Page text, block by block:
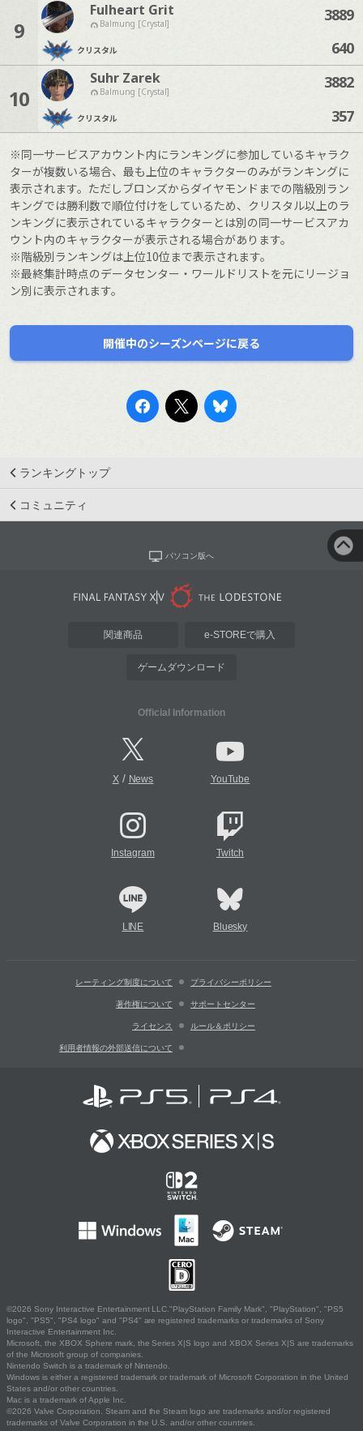
9
Fulheart Grit
Balmung [Crystal]
クリスタル
3889
640
10
Suhr Zarek
Balmung [Crystal]
クリスタル
3882
357
※同一サービスアカウント内にランキングに参加しているキャラク
ターが複数いる場合、最も上位のキャラクターのみがランキングに
表示されます。ただしブロンズからダイヤモンドまでの階級別ラン
キングでは勝利数で順位付けをしているため、クリスタル以上のラ
ンキングに表示されているキャラクターとは別の同一サービスアカ
ウント内のキャラクターが表示される場合があります。
※階級別ランキングは上位10位まで表示されます。
※最終集計時点のデータセンター・ワールドリストを元にリージョ
ン別に表示されます。
開催中のシーズンページに戻る
ランキングトップ
コミュニティ
パソコン版へ
関連商品 e-STOREで購入
ゲームダウンロード
Official Information
X/ News YouTube
Instagram Twitch
LINE Bluesky
レーティング制度について プライバシーポリシー
著作権について サポートセンター
ライセンス ルール＆ポリシー
利用者情報の外部送信について
©2026 Sony Interactive Entertainment LLC."PlayStation Family Mark", "PlayStation", "PS5
logo", "PS5", "PS4 logo" and "PS4" are registered trademarks or trademarks of Sony
Interactive Entertainment Inc.
Microsoft, the XBOX Sphere mark, the Series X|S logo and XBOX Series X|S are trademarks
of the Microsoft group of companies.
Nintendo Switch is a trademark of Nintendo.
Windows is either a registered trademark or trademark of Microsoft Corporation in the United
States and/or other countries.
Mac is a trademark of Apple Inc.
©2026 Valve Corporation. Steam and the Steam logo are trademarks and/or registered
trademarks of Valve Corporation in the U.S. and/or other countries.